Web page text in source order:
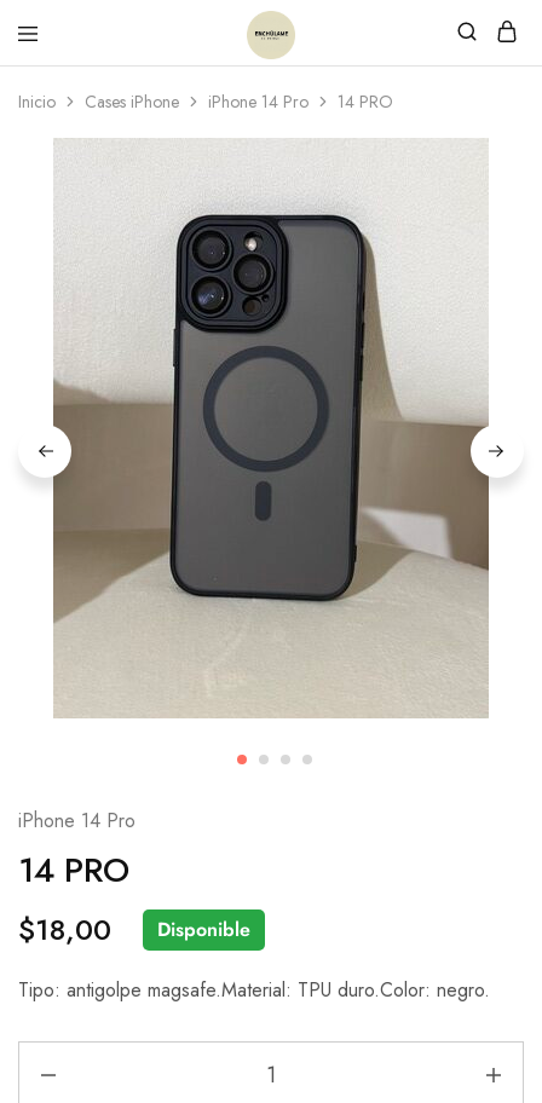
Inicio Cases iPhone iPhone 14 Pro 14 PRO
iPhone 14 Pro
14 PRO
$18,00 Disponible
Tipo: antigolpe magsafe.Material: TPU duro.Color: negro.